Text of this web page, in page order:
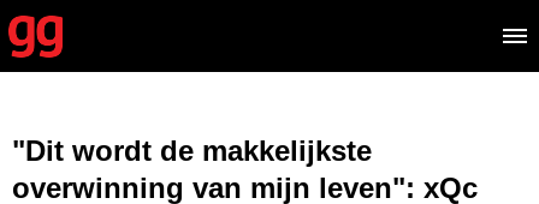
"Dit wordt de makkelijkste
overwinning van mijn leven": xQc